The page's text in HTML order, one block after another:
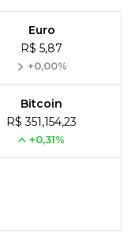
Euro
R$ 5,87
+0,00%
Bitcoin
R$ 351,154,23
+0,31%